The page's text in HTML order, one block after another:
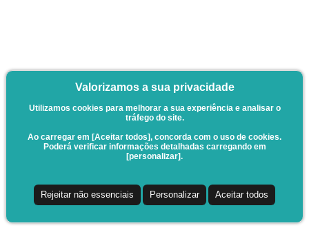
Valorizamos a sua privacidade
Utilizamos cookies para melhorar a sua experiência e analisar o
tráfego do site.
Ao carregar em [Aceitar todos], concorda com o uso de cookies.
Poderá verificar informações detalhadas carregando em
[personalizar].
Rejeitar não essenciais Personalizar Aceitar todos